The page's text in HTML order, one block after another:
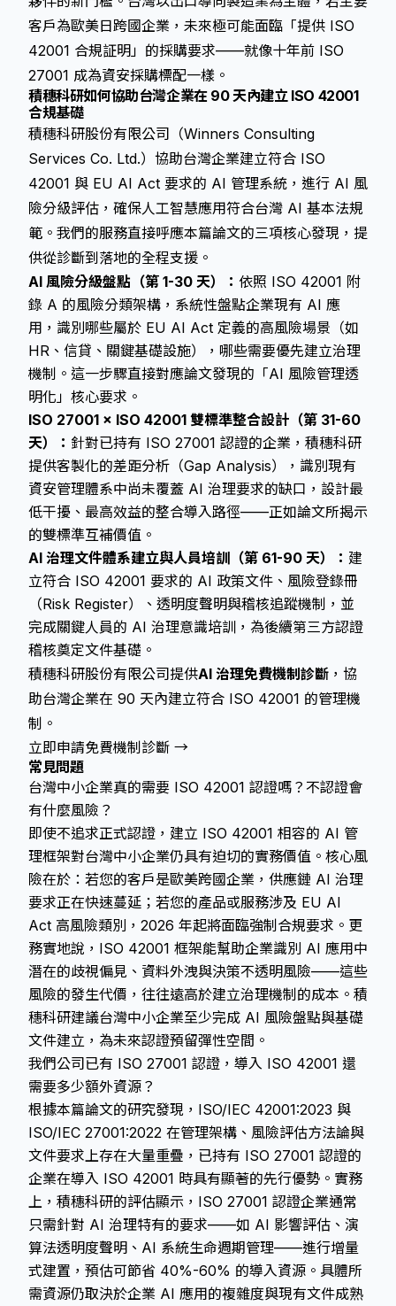
客戶為歐美日跨國企業，未來極可能面臨「提供 ISO
42001 合規証明」的採購要求——就像十年前 ISO
27001 成為資安採購標配一樣。
積穗科研如何協助台灣企業在 90 天內建立 ISO 42001
合規基礎
積穗科研股份有限公司（Winners Consulting
Services Co. Ltd.）協助台灣企業建立符合 ISO
42001 與 EU AI Act 要求的 AI 管理系統，進行 AI 風
險分級評估，確保人工智慧應用符合台灣 AI 基本法規
範。我們的服務直接呼應本篇論文的三項核心發現，提
供從診斷到落地的全程支援。
AI 風險分級盤點（第 1-30 天）： 依照 ISO 42001 附
錄 A 的風險分類架構，系統性盤點企業現有 AI 應
用，識別哪些屬於 EU AI Act 定義的高風險場景（如
HR、信貸、關鍵基礎設施），哪些需要優先建立治理
機制。這一步驟直接對應論文發現的「AI 風險管理透
明化」核心要求。
ISO 27001 × ISO 42001 雙標準整合設計（第 31-60
天）： 針對已持有 ISO 27001 認證的企業，積穗科研
提供客製化的差距分析（Gap Analysis），識別現有
資安管理體系中尚未覆蓋 AI 治理要求的缺口，設計最
低干擾、最高效益的整合導入路徑——正如論文所揭示
的雙標準互補價值。
AI 治理文件體系建立與人員培訓（第 61-90 天）： 建
立符合 ISO 42001 要求的 AI 政策文件、風險登錄冊
（Risk Register）、透明度聲明與稽核追蹤機制，並
完成關鍵人員的 AI 治理意識培訓，為後續第三方認證
稽核奠定文件基礎。
積穗科研股份有限公司提供AI 治理免費機制診斷 ，協
助台灣企業在 90 天內建立符合 ISO 42001 的管理機
制。
立即申請免費機制診斷 →
常見問題
台灣中小企業真的需要 ISO 42001 認證嗎？不認證會
有什麼風險？
即使不追求正式認證，建立 ISO 42001 相容的 AI 管
理框架對台灣中小企業仍具有迫切的實務價值。核心風
險在於：若您的客戶是歐美跨國企業，供應鏈 AI 治理
要求正在快速蔓延；若您的產品或服務涉及 EU AI
Act 高風險類別，2026 年起將面臨強制合規要求。更
務實地說，ISO 42001 框架能幫助企業識別 AI 應用中
潛在的歧視偏見、資料外洩與決策不透明風險——這些
風險的發生代價，往往遠高於建立治理機制的成本。積
穗科研建議台灣中小企業至少完成 AI 風險盤點與基礎
文件建立，為未來認證預留彈性空間。
我們公司已有 ISO 27001 認證，導入 ISO 42001 還
需要多少額外資源？
根據本篇論文的研究發現，ISO/IEC 42001:2023 與
ISO/IEC 27001:2022 在管理架構、風險評估方法論與
文件要求上存在大量重疊，已持有 ISO 27001 認證的
企業在導入 ISO 42001 時具有顯著的先行優勢。實務
上，積穗科研的評估顯示，ISO 27001 認證企業通常
只需針對 AI 治理特有的要求——如 AI 影響評估、演
算法透明度聲明、AI 系統生命週期管理——進行增量
式建置，預估可節省 40%-60% 的導入資源。具體所
需資源仍取決於企業 AI 應用的複雜度與現有文件成熟